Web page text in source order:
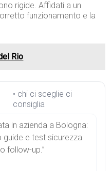
rigide. Affidati a un
funzionamento e la
Rio
• chi ci sceglie ci
consiglia
in azienda a Bologna:
e test sicurezza
follow-up.”